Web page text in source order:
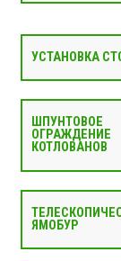
УСТАНОВКА
ШПУНТОВОЕ
ОГРАЖДЕНИЕ
КОТЛОВАНОВ
ЯМОБУР